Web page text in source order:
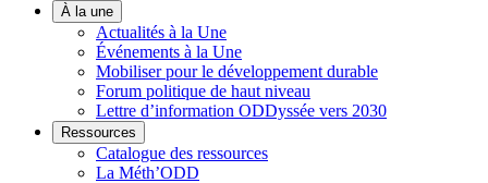
À la une
Actualités à la Une
Événements à la Une
Mobiliser pour le développement durable
Forum politique de haut niveau
Lettre d’information ODDyssée vers 2030
Ressources
Catalogue des ressources
La Méth’ODD